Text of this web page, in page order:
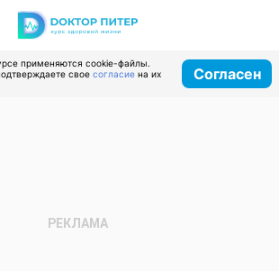
применяются cookie-файлы.
свое согласие на их
Согласен